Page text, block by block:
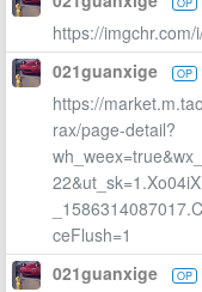
https://imgchr.com/
021guanxige OP
https://
rax/page-detail?
ceFlush=1
021guanxige OP